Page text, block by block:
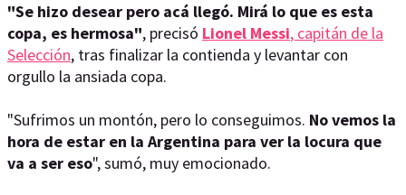
"Se hizo desear pero acá llegó. Mirá lo que es esta
copa, es hermosa", precisó Lionel Messi, capitán de la
Selección, tras finalizar la contienda y levantar con
orgullo la ansiada copa.
"Sufrimos un montón, pero lo conseguimos. No vemos la
hora de estar en la Argentina para ver la locura que
va a ser eso", sumó, muy emocionado.